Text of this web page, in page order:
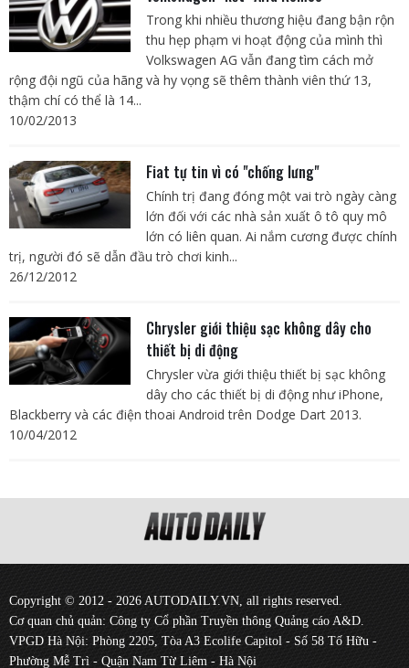
Trong khi nhiều thương hiệu đang bận rộn
thu hẹp phạm vi hoạt động của mình thì
Volkswagen AG vẫn đang tìm cách mở
rộng đội ngũ của hãng và hy vọng sẽ thêm thành viên thứ 13,
thậm chí có thể là 14...
10/02/2013
Fiat tự tin vì có "chống lưng"
Chính trị đang đóng một vai trò ngày càng
lớn đối với các nhà sản xuất ô tô quy mô
lớn có liên quan. Ai nắm cương được chính
trị, người đó sẽ dẫn đầu trò chơi kinh...
26/12/2012
Chrysler giới thiệu sạc không dây cho
thiết bị di động
Chrysler vừa giới thiệu thiết bị sạc không
dây cho các thiết bị di động như iPhone,
Blackberry và các điện thoai Android trên Dodge Dart 2013.
10/04/2012
Copyright © 2012 - 2026 AUTODAILY.VN, all rights reserved.
Cơ quan chủ quản: Công ty Cổ phần Truyền thông Quảng cáo A&D.
VPGD Hà Nội: Phòng 2205, Tòa A3 Ecolife Capitol - Số 58 Tố Hữu -
Phường Mễ Trì - Quận Nam Từ Liêm - Hà Nội